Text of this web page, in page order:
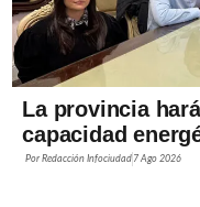
La provincia
capacidad
PorRedacción Infociudad 7 Ago 2026